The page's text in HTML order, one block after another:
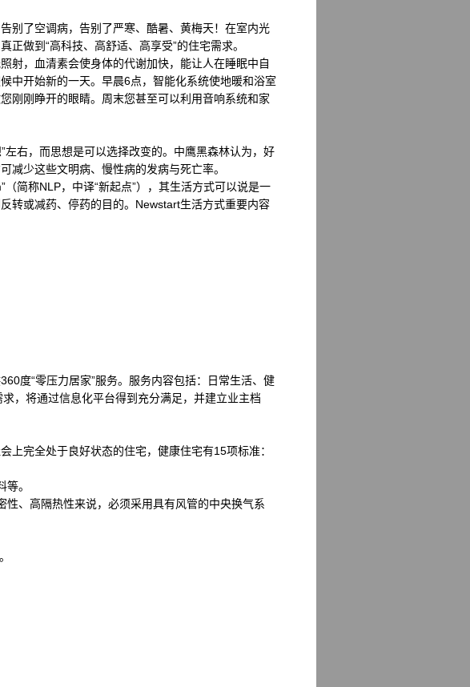
了空调病，告别了严寒、酷暑、黄梅天！在室内光
做到“高科技、高舒适、高享受”的住宅需求。
，血清素会使身体的代谢加快，能让人在睡眠中自
中开始新的一天。早晨6点，智能化系统使地暖和浴室
刚刚睁开的眼睛。周末您甚至可以利用音响系统和家
右，而思想是可以选择改变的。中鹰黑森林认为，好
减少这些文明病、慢性病的发病与死亡率。
称NLP，中译“新起点”），其生活方式可以说是一
转或减药、停药的目的。Newstart生活方式重要内容
度“零压力居家”服务。服务内容包括：日常生活、健
，将通过信息化平台得到充分满足，并建立业主档
完全处于良好状态的住宅，健康住宅有15项标准：
。
、高隔热性来说，必须采用具有风管的中央换气系